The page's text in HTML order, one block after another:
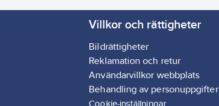
Villkor och rättigheter
Bildrättigheter
Reklamation och retur
Användarvillkor webbplats
Behandling av personuppgifter
Cookie-inställningar